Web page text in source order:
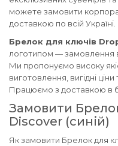
можете замовити
доставкою по всій Україні.
Брелок для ключів
логотипом — замовлення
Ми пропонуємо високу
виготовлення, вигідні
Працюємо з доставкою в
Замовити
Discover (синій)
Як замовити Брелок для